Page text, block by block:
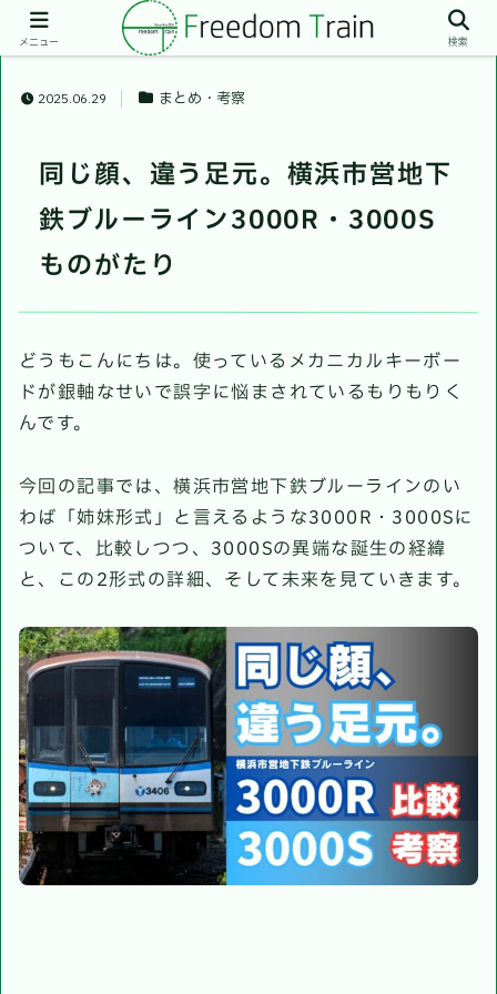
2025.06.29 まとめ・考察
同じ顔、違う足元。横浜市営地下
鉄ブルーライン3000R・3000S
ものがたり
どうもこんにちは。使っているメカニカルキーボー
ドが銀軸なせいで誤字に悩まされているもりもりく
んです。
今回の記事では、横浜市営地下鉄ブルーラインのい
わば「姉妹形式」と言えるような3000R・3000Sに
ついて、比較しつつ、3000Sの異端な誕生の経緯
と、この2形式の詳細、そして未来を見ていきます。
メニュー 検索